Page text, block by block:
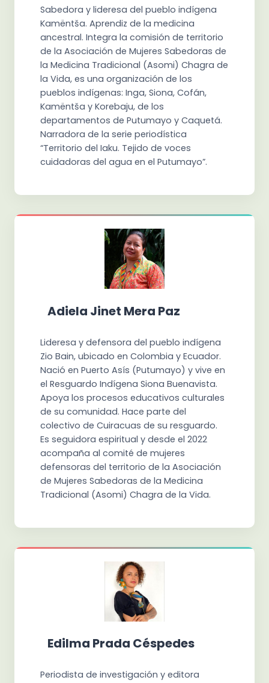
Sabedora y lideresa del pueblo indígena
Kamëntša. Aprendiz de la medicina
ancestral. Integra la comisión de territorio
de la Asociación de Mujeres Sabedoras de
la Medicina Tradicional (Asomi) Chagra de
la Vida, es una organización de los
pueblos indígenas: Inga, Siona, Cofán,
Kamëntša y Korebaju, de los
departamentos de Putumayo y Caquetá.
Narradora de la serie periodística
“Territorio del Iaku. Tejido de voces
cuidadoras del agua en el Putumayo”.
Adiela Jinet Mera Paz
Lideresa y defensora del pueblo indígena
Zio Bain, ubicado en Colombia y Ecuador.
Nació en Puerto Asís (Putumayo) y vive en
el Resguardo Indígena Siona Buenavista.
Apoya los procesos educativos culturales
de su comunidad. Hace parte del
colectivo de Cuiracuas de su resguardo.
Es seguidora espiritual y desde el 2022
acompaña al comité de mujeres
defensoras del territorio de la Asociación
de Mujeres Sabedoras de la Medicina
Tradicional (Asomi) Chagra de la Vida.
Edilma Prada Céspedes
Periodista de investigación y editora